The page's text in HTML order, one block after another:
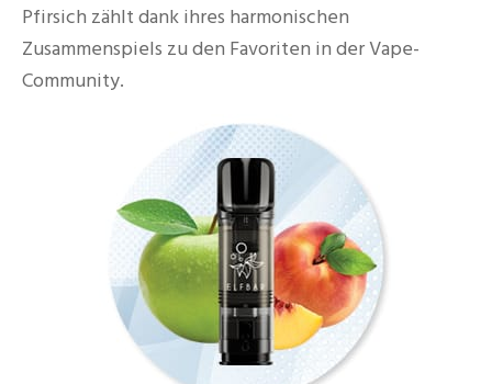
Pfirsich zählt dank ihres harmonischen
Zusammenspiels zu den Favoriten in der Vape-
Community.